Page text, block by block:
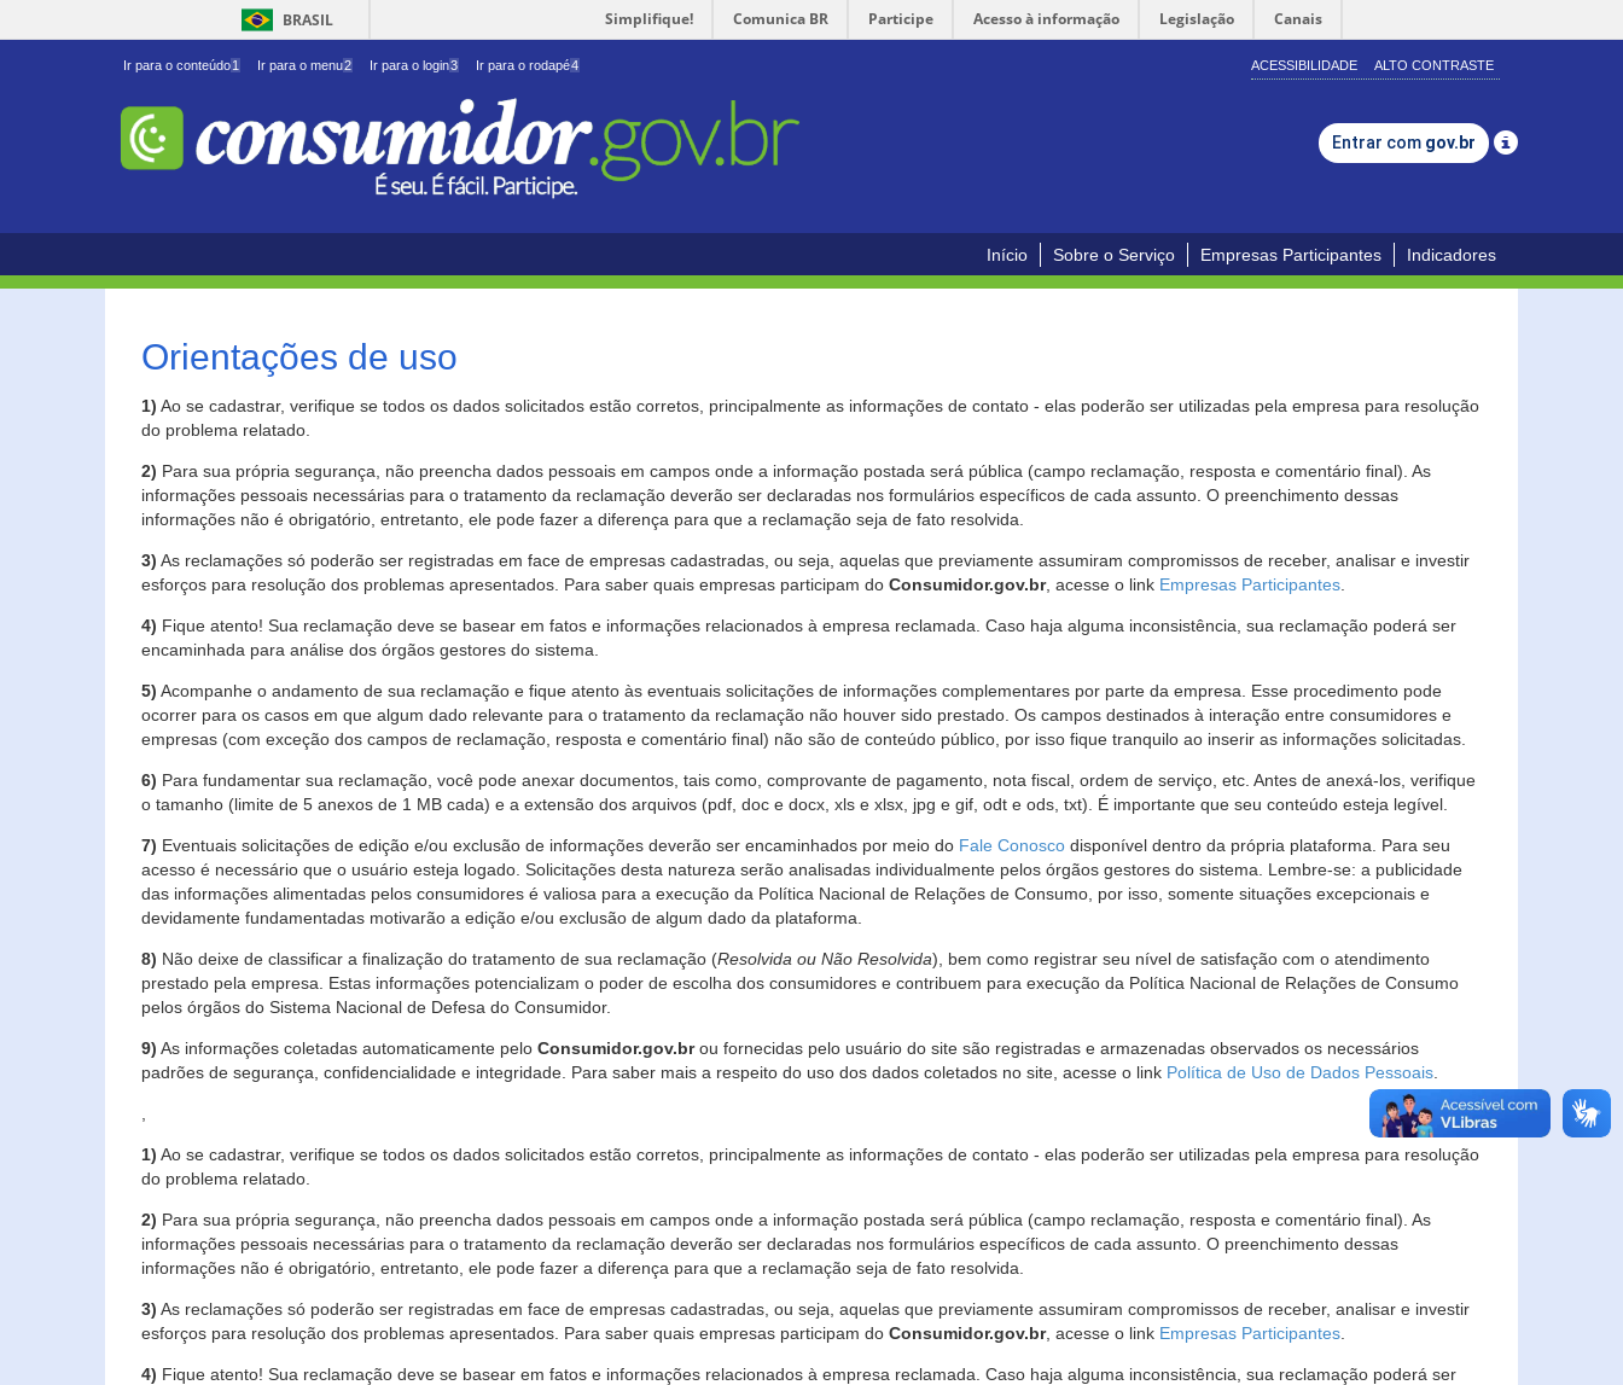
BRASIL Simplifique! Comunica BR Participe Acesso à informação Legislação Canais
Ir para o conteúdo1 Ir para o menu2 Ir para o login3 Ir para o rodapé4 ACESSIBILIDADE ALTO CONTRASTE
Entrar com gov.br
Início Sobre o Serviço Empresas Participantes Indicadores
Orientações de uso
1) Ao se cadastrar, verifique se todos os dados solicitados estão corretos, principalmente as informações de contato - elas poderão ser utilizadas pela empresa para resolução
do problema relatado.
2) Para sua própria segurança, não preencha dados pessoais em campos onde a informação postada será pública (campo reclamação, resposta e comentário final). As
informações pessoais necessárias para o tratamento da reclamação deverão ser declaradas nos formulários específicos de cada assunto. O preenchimento dessas
informações não é obrigatório, entretanto, ele pode fazer a diferença para que a reclamação seja de fato resolvida.
3) As reclamações só poderão ser registradas em face de empresas cadastradas, ou seja, aquelas que previamente assumiram compromissos de receber, analisar e investir
esforços para resolução dos problemas apresentados. Para saber quais empresas participam do Consumidor.gov.br, acesse o link Empresas Participantes
4) Fique atento! Sua reclamação deve se basear em fatos e informações relacionados à empresa reclamada. Caso haja alguma inconsistência, sua reclamação poderá ser
encaminhada para análise dos órgãos gestores do sistema.
5) Acompanhe o andamento de sua reclamação e fique atento às eventuais solicitações de informações complementares por parte da empresa. Esse procedimento pode
ocorrer para os casos em que algum dado relevante para o tratamento da reclamação não houver sido prestado. Os campos destinados à interação entre consumidores e
empresas (com exceção dos campos de reclamação, resposta e comentário final) não são de conteúdo público, por isso fique tranquilo ao inserir as informações solicitadas.
6) Para fundamentar sua reclamação, você pode anexar documentos, tais como, comprovante de pagamento, nota fiscal, ordem de serviço, etc. Antes de anexá-los, verifique
o tamanho (limite de 5 anexos de 1 MB cada) e a extensão dos arquivos (pdf, doc e docx, xls e xlsx, jpg e gif, odt e ods, txt). É importante que seu conteúdo esteja legível.
7) Eventuais solicitações de edição e/ou exclusão de informações deverão ser encaminhados por meio do Fale Conosco disponível dentro da própria plataforma. Para seu
acesso é necessário que o usuário esteja logado. Solicitações desta natureza serão analisadas individualmente pelos órgãos gestores do sistema. Lembre-se: a publicidade
das informações alimentadas pelos consumidores é valiosa para a execução da Política Nacional de Relações de Consumo, por isso, somente situações excepcionais e
devidamente fundamentadas motivarão a edição e/ou exclusão de algum dado da plataforma.
8) Não deixe de classificar a finalização do tratamento de sua reclamação (Resolvida ou Não Resolvida), bem como registrar seu nível de satisfação com o atendimento
prestado pela empresa. Estas informações potencializam o poder de escolha dos consumidores e contribuem para execução da Política Nacional de Relações de Consumo
pelos órgãos do Sistema Nacional de Defesa do Consumidor.
9) As informações coletadas automaticamente pelo Consumidor.gov.brou fornecidas pelo usuário do site são registradas e armazenadas observados os necessários
padrões de segurança, confidencialidade e integridade. Para saber mais a respeito do uso dos dados coletados no site, acesse o link Política de Uso de Dados Pessoais
1) Ao se cadastrar, verifique se todos os dados solicitados estão corretos, principalmente as informações de contato - elas poderão ser utilizadas pela empresa para resolução
do problema relatado.
2) Para sua própria segurança, não preencha dados pessoais em campos onde a informação postada será pública (campo reclamação, resposta e comentário final). As
informações pessoais necessárias para o tratamento da reclamação deverão ser declaradas nos formulários específicos de cada assunto. O preenchimento dessas
informações não é obrigatório, entretanto, ele pode fazer a diferença para que a reclamação seja de fato resolvida.
3) As reclamações só poderão ser registradas em face de empresas cadastradas, ou seja, aquelas que previamente assumiram compromissos de receber, analisar e investir
esforços para resolução dos problemas apresentados. Para saber quais empresas participam do Consumidor.gov.br, acesse o link Empresas Participantes
4) Fique atento! Sua reclamação deve se basear em fatos e informações relacionados à empresa reclamada. Caso haja alguma inconsistência, sua reclamação poderá ser